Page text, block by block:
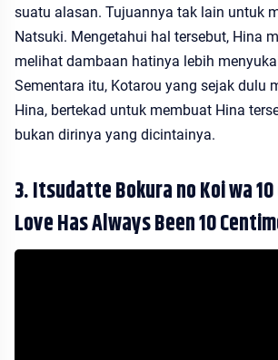
suatu alasan. Tujuannya tak lain untuk
Natsuki. Mengetahui hal tersebut, Hina
melihat dambaan hatinya lebih
Sementara itu, Kotarou yang sejak dulu
Hina, bertekad untuk membuat Hina
bukan dirinya yang dicintainya.
3. Itsudatte Bokura no Koi wa
Love Has Always Been 10